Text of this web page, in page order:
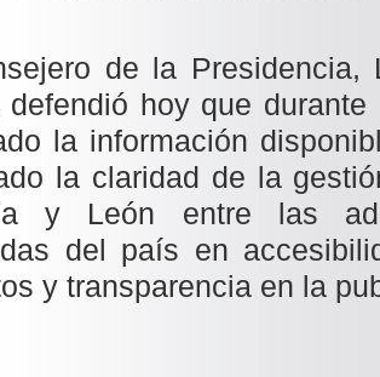
de la Presidencia,
defendió hoy que
la información
la claridad de la
y León entre las
del país en
y transparencia en la